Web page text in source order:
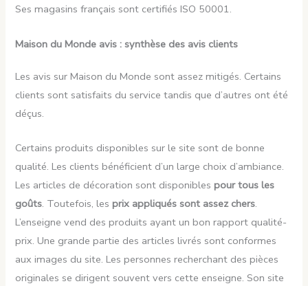
Ses magasins français sont certifiés ISO 50001.
Maison du Monde avis : synthèse des avis clients
Les avis sur Maison du Monde sont assez mitigés. Certains
clients sont satisfaits du service tandis que d’autres ont été
déçus.
Certains produits disponibles sur le site sont de bonne
qualité. Les clients bénéficient d’un large choix d’ambiance.
Les articles de décoration sont disponiblespour tous les
goûts. Toutefois, lesprix appliqués sont assez chers.
L’enseigne vend des produits ayant un bon rapport qualité-
prix. Une grande partie des articles livrés sont conformes
aux images du site. Les personnes recherchant des pièces
originales se dirigent souvent vers cette enseigne. Son site